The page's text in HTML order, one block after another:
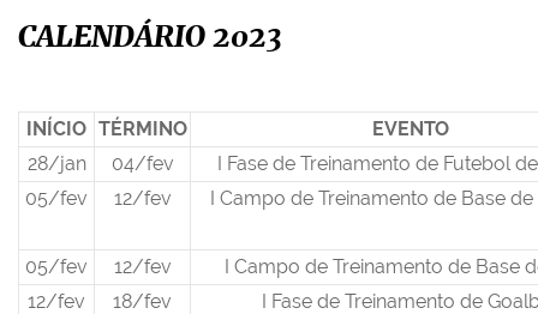
CALENDÁRIO 2023
INÍCIO TÉRMINO
EVENTO
28/jan
04/fev
I Fase de Treinamento de Futebol
05/fev
12/fev I Campo de Treinamento de Base
05/fev 12/fev
I Campo de Treinamento de Base
12/fev
18/fev I Fase de Treinamento de